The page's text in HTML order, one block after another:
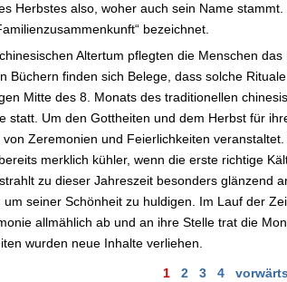
Herbstes also, woher auch sein Name
bezeichnet.
Altertum pflegten die Menschen
Büchern finden sich Belege, dass solche
Mitte des 8. Monats des traditionellen
statt. Um den Gottheiten und dem Herbst für
von Zeremonien und Feierlichkeiten
merklich kühler, wenn die erste richtige
zu dieser Jahreszeit besonders glänzend
um seiner Schönheit zu huldigen. Im Lauf der
allmählich ab und an ihre Stelle trat die
wurden neue Inhalte verliehen.
1 2 3 4 vorwärts